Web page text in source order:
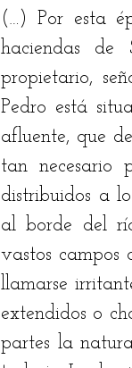
(…) Por esta
haciendas de
propietario,
Pedro está
afluente, que
tan necesario
distribuidos a
al borde del
vastos campos
llamarse
extendidos o
partes la